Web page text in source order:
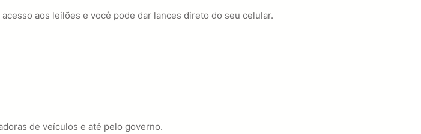
aos leilões e você pode dar lances direto do seu celular.
de veículos e até pelo governo.